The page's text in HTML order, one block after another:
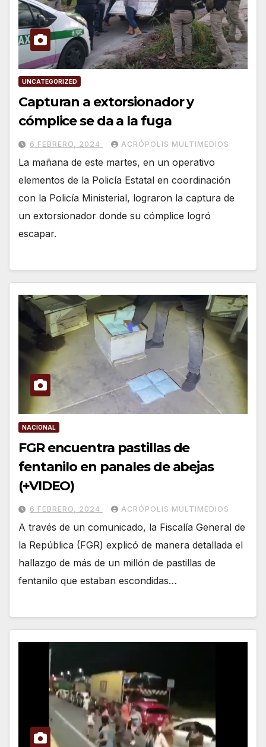
UNCATEGORIZED
Capturan a extorsionador y
cómplice se da a la fuga
6 FEBRERO, 2024 ACRÓPOLIS MULTIMEDIOS
La mañana de este martes, en un operativo
elementos de la Policía Estatal en coordinación
con la Policía Ministerial, lograron la captura de
un extorsionador donde su cómplice logró
escapar.
NACIONAL
FGR encuentra pastillas de
fentanilo en panales de abejas
(+VIDEO)
6 FEBRERO, 2024 ACRÓPOLIS MULTIMEDIOS
A través de un comunicado, la Fiscalía General de
la República (FGR) explicó de manera detallada el
hallazgo de más de un millón de pastillas de
fentanilo que estaban escondidas…